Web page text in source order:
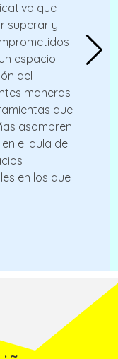
que
superar y
espacio
del
maneras
que
asombren
el aula de
en los que